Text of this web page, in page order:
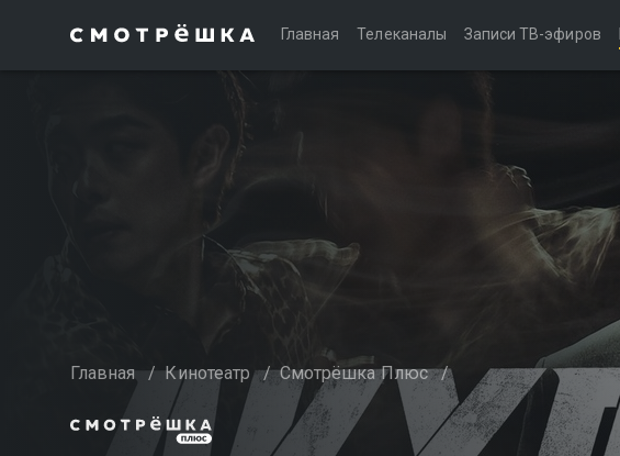
Главная Телеканалы Записи ТВ-эфиров
Главная / Кинотеатр / Смотрёшка Плюс /